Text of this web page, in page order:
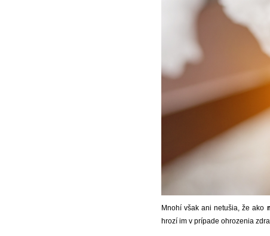
Mnohí však ani netušia, že ako
hrozí im v prípade ohrozenia